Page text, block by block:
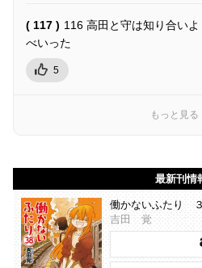
( 117 ) 116 高田と守は知り合い
べいった
5
もっと見る
最新刊情
働かないふたり
吉田 覚